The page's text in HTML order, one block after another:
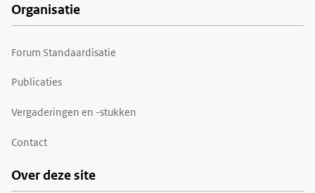
Organisatie
Forum Standaardisatie
Publicaties
Vergaderingen en -stukken
Contact
Over deze site